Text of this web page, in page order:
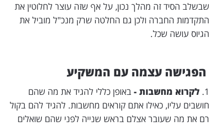
שבשלב הסיד זה מהלך נכון, על אף שזה עוצר לחלוטין את
התקדמות החברה ולכן גם החלטה שרק מנכ"ל מוביל את
הגיוס עושה שכל.
הפגישה עצמה עם המשקיע
1. לקרוא מחשבות - באופן כללי להגיד את מה שהם
חושבים עליו, כאילו אתם קוראים מחשבות. להגיד להם בקול
רם את מה שעובר אצלם בראש שנייה לפני שהם שואלים